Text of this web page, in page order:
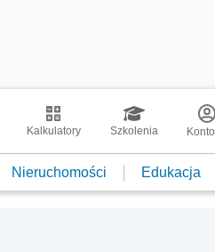
Kalkulatory Szkolenia Konto
Nieruchomości Edukacja